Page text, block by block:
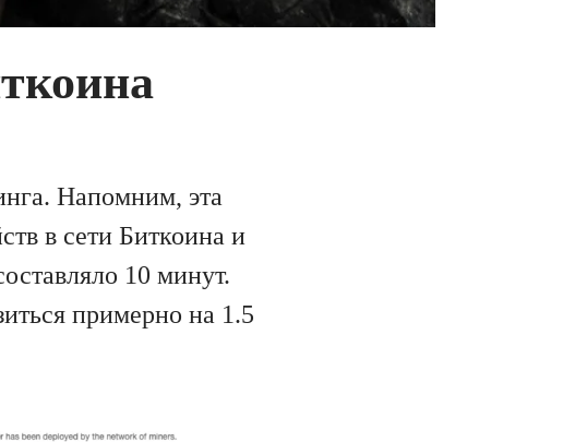
Напомним, эта
в сети Биткоина и
10 минут.
примерно на 1.5